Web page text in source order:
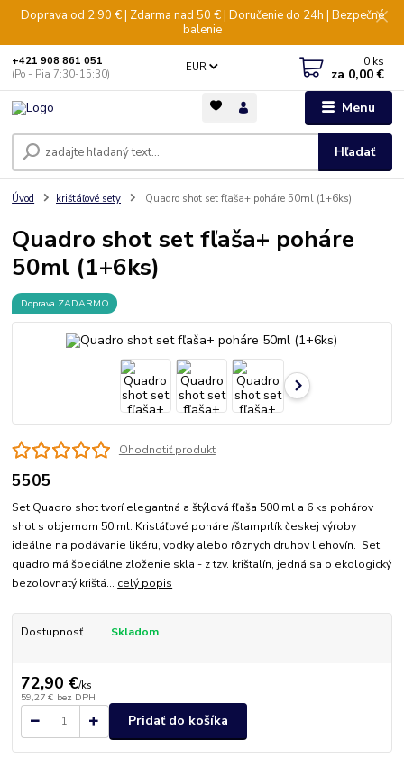
Doprava od 2,90 € | Zdarma nad 50 € | Doručenie do 24h | Bezpečné
balenie
Menu
EUR
Hľadať
+421 908 861 051
(Po - Pia 7:30-15:30)
0 ks
za 0,00 €
Úvod krištáľové sety Quadro shot set fľaša+ poháre 50ml (1+6ks)
Quadro shot set fľaša+ poháre
50ml (1+6ks)
Doprava ZADARMO
Ohodnotiť produkt
5505
Set Quadro shot tvorí elegantná a štýlová fľaša 500 ml a 6 ks pohárov
shot s objemom 50 ml. Kristáľové poháre /štamprlík českej výroby
ideálne na podávanie likéru, vodky alebo rôznych druhov liehovín. Set
quadro má špeciálne zloženie skla - z tzv. krištalín, jedná sa o ekologický
bezolovnatý krištá... celý popis
Dostupnosť Skladom
72,90 €/ks
59,27 € bez DPH
Pridať do košíka